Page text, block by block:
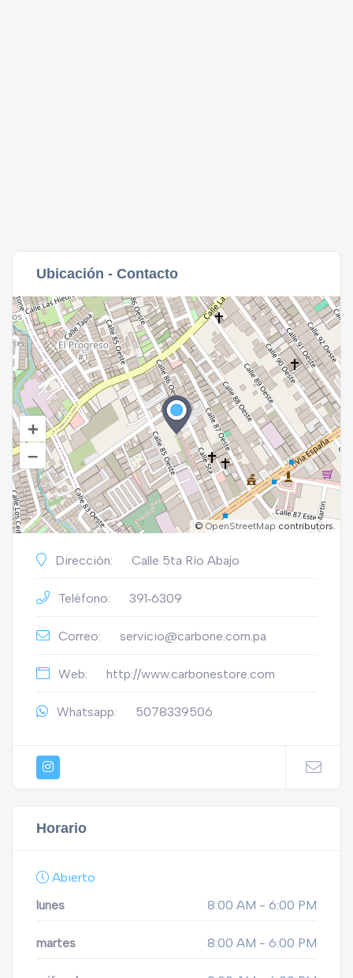
Ubicación - Contacto
+
–
©OpenStreetMap contributors.
Dirección: Calle 5ta Río Abajo
Teléfono: 391‑6309
Correo: servicio@carbone.com.pa
Web: http://www.carbonestore.com
Whatsapp: 5078339506
Horario
Abierto
lunes
8:00 AM - 6:00 PM
martes 8:00 AM - 6:00 PM